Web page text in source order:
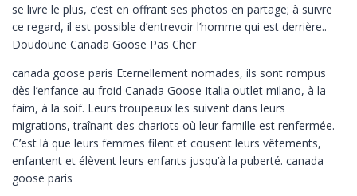
se livre le plus, c’est en offrant ses photos en partage; à suivre
ce regard, il est possible d’entrevoir l’homme qui est derrière..
Doudoune Canada Goose Pas Cher
canada goose paris Eternellement nomades, ils sont rompus
dès l’enfance au froid Canada Goose Italia outlet milano, à la
faim, à la soif. Leurs troupeaux les suivent dans leurs
migrations, traînant des chariots où leur famille est renfermée.
C’est là que leurs femmes filent et cousent leurs vêtements,
enfantent et élèvent leurs enfants jusqu’à la puberté. canada
goose paris